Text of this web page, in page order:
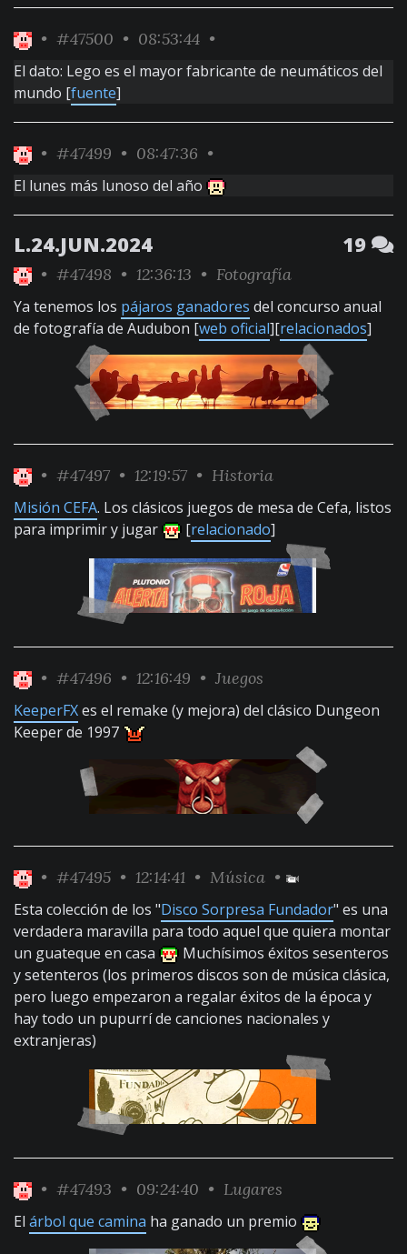
• #47500 • 08:53:44 •
El dato: Lego es el mayor fabricante de neumáticos del
mundo [fuente]
• #47499 • 08:47:36 •
El lunes más lunoso del año
L.24.JUN.2024 19
• #47498 • 12:36:13 • Fotografía
Ya tenemos los pájaros ganadores del concurso anual
de fotografía de Audubon [web oficial][relacionados]
• #47497 • 12:19:57 • Historia
Misión CEFA. Los clásicos juegos de mesa de Cefa, listos
para imprimir y jugar
[relacionado]
• #47496 • 12:16:49 • Juegos
KeeperFXes el remake (y mejora) del clásico Dungeon
Keeper de 1997
• #47495 • 12:14:41 • Música •
Esta colección de los "Disco Sorpresa Fundador" es una
verdadera maravilla para todo aquel que quiera montar
un guateque en casa
Muchísimos éxitos sesenteros
y setenteros (los primeros discos son de música clásica,
pero luego empezaron a regalar éxitos de la época y
hay todo un ‍pupurrí de canciones nacionales y
extranjeras)
• #47493 • 09:24:40 • Lugares
El árbol que camina ha ganado un premio